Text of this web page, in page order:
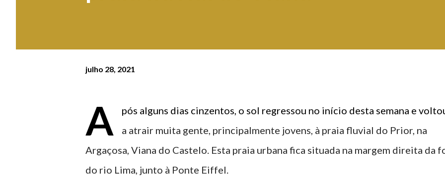
julho 28, 2021
A
pós alguns dias cinzentos, o sol regressou no início desta semana e
a atrair muita gente, principalmente jovens, à praia fluvial do Prior, na
Argaçosa, Viana do Castelo. Esta praia urbana fica situada na margem direita da
do rio Lima, junto à Ponte Eiffel.